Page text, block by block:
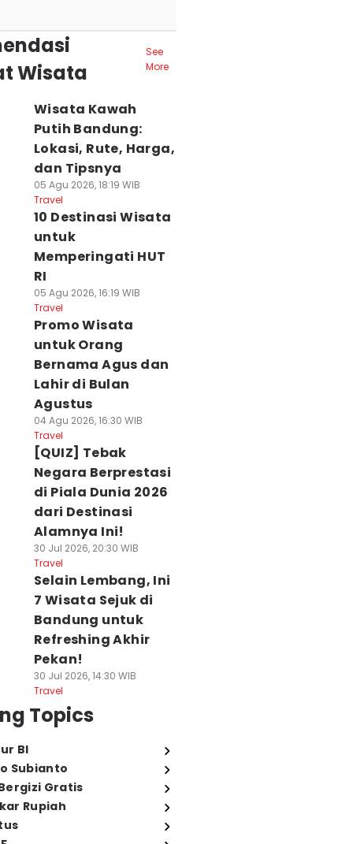
Wisata
See
More
Wisata Kawah
Putih Bandung:
Lokasi, Rute, Harga,
dan Tipsnya
05 Agu 2026, 18:19 WIB
Travel
10 Destinasi Wisata
untuk
Memperingati HUT
RI
05 Agu 2026, 16:19 WIB
Travel
Promo Wisata
untuk Orang
Bernama Agus dan
Lahir di Bulan
Agustus
04 Agu 2026, 16:30 WIB
Travel
[QUIZ] Tebak
Negara Berprestasi
di Piala Dunia 2026
dari Destinasi
Alamnya Ini!
30 Jul 2026, 20:30 WIB
Travel
Selain Lembang, Ini
7 Wisata Sejuk di
Bandung untuk
Refreshing Akhir
Pekan!
30 Jul 2026, 14:30 WIB
Travel
Topics
BI
Subianto
Gratis
Rupiah